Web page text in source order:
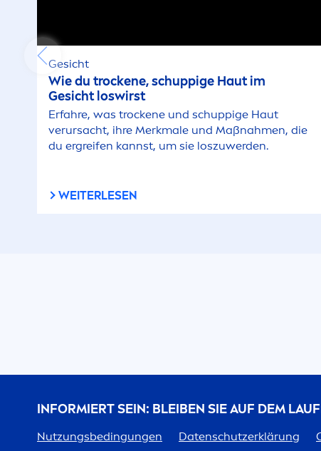
Gesicht
Wie du trockene, schuppige Haut im
Gesicht loswirst
Erfahre, was trockene und schuppige Haut
verursacht, ihre Merkmale und Maßnahmen, die
du ergreifen kannst, um sie loszuwerden.
WEITERLESEN
INFORMIERT SEIN: BLEIBEN SIE AUF DEM
Nutzungsbedingungen Datenschutzerklärung